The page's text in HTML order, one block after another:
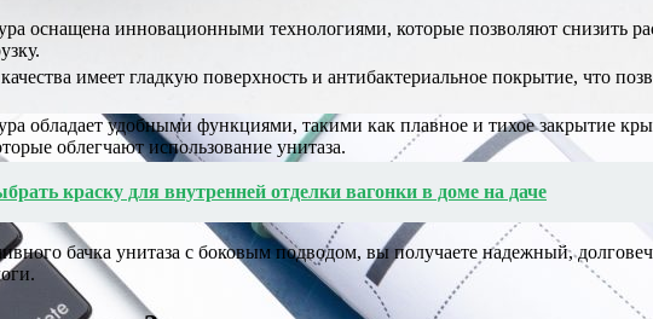
оснащена инновационными технологиями, которые позволяют снизить
имеет гладкую поверхность и антибактериальное покрытие, что
обладает удобными функциями, такими как плавное и тихое закрытие
облегчают использование унитаза.
краску для внутренней отделки вагонки в доме на даче
бачка унитаза с боковым подводом, вы получаете надежный,